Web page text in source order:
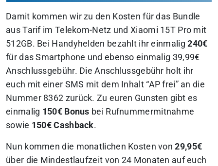
Damit kommen wir zu den Kosten für das Bundle
aus Tarif im Telekom-Netz und Xiaomi 15T Pro mit
512GB. Bei Handyhelden bezahlt ihr einmalig240€
für das Smartphone und ebenso einmalig 39,99€
Anschlussgebühr. Die Anschlussgebühr holt ihr
euch mit einer SMS mit dem Inhalt “AP frei” an die
Nummer 8362 zurück. Zu euren Gunsten gibt es
einmalig 150€ Bonus bei Rufnummermitnahme
sowie 150€ Cashback.
Nun kommen die monatlichen Kosten von29,95€
über die Mindestlaufzeit von 24 Monaten auf euch